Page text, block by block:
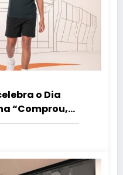
o Dia
“Comprou,
da